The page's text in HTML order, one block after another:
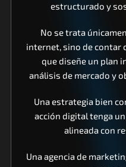
estructurado y
No se trata
internet, sino de contar
que diseñe un plan
análisis de mercado y
Una estrategia bien
acción digital tenga
alineada con
Una agencia de